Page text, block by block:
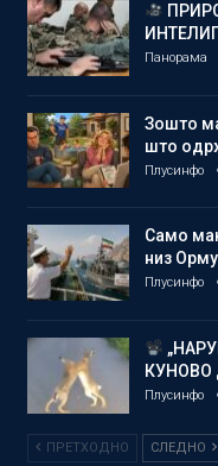
Панорама
Зошто
што
Плусинфо
Само
низ
Плусинфо
КУНОВО
Плусинфо
ПРЕТХОДНО СЛЕДНО